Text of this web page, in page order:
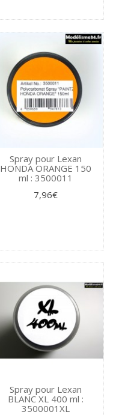
Spray pour Lexan
HONDA ORANGE 150
ml : 3500011
7,96€
Spray pour Lexan
BLANC XL 400 ml :
3500001XL